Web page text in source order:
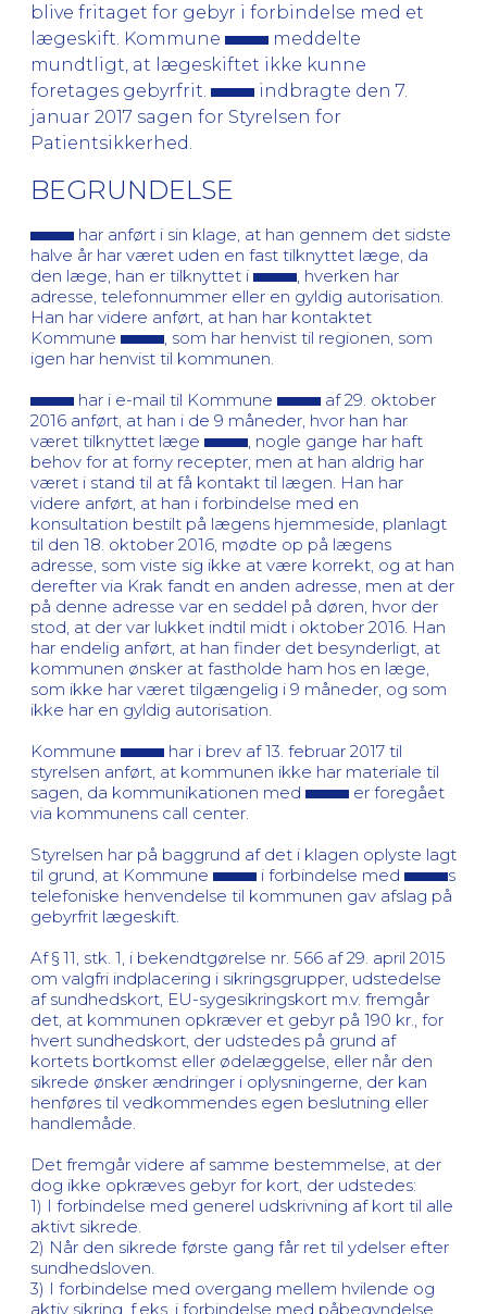
blive fritaget for gebyr i forbindelse med et
lægeskift. Kommune
meddelte
mundtligt, at lægeskiftet ikke kunne
foretages gebyrfrit.
indbragte den 7.
januar 2017 sagen for Styrelsen for
Patientsikkerhed.
BEGRUNDELSE
har anført i sin klage, at han gennem det sidste
halve år har været uden en fast tilknyttet læge, da
den læge, han er tilknyttet i
, hverken har
adresse, telefonnummer eller en gyldig autorisation.
Han har videre anført, at han har kontaktet
Kommune
, som har henvist til regionen, som
igen har henvist til kommunen.
har i e-mail til Kommune
af 29. oktober
2016 anført, at han i de 9 måneder, hvor han har
været tilknyttet læge
, nogle gange har haft
behov for at forny recepter, men at han aldrig har
været i stand til at få kontakt til lægen. Han har
videre anført, at han i forbindelse med en
konsultation bestilt på lægens hjemmeside, planlagt
til den 18. oktober 2016, mødte op på lægens
adresse, som viste sig ikke at være korrekt, og at han
derefter via Krak fandt en anden adresse, men at der
på denne adresse var en seddel på døren, hvor der
stod, at der var lukket indtil midt i oktober 2016. Han
har endelig anført, at han finder det besynderligt, at
kommunen ønsker at fastholde ham hos en læge,
som ikke har været tilgængelig i 9 måneder, og som
ikke har en gyldig autorisation.
Kommune
har i brev af 13. februar 2017 til
styrelsen anført, at kommunen ikke har materiale til
sagen, da kommunikationen med
er foregået
via kommunens call center.
Styrelsen har på baggrund af det i klagen oplyste lagt
til grund, at Kommune
i forbindelse med
s
telefoniske henvendelse til kommunen gav afslag på
gebyrfrit lægeskift.
Af § 11, stk. 1, i bekendtgørelse nr. 566 af 29. april 2015
om valgfri indplacering i sikringsgrupper, udstedelse
af sundhedskort, EU-sygesikringskort m.v. fremgår
det, at kommunen opkræver et gebyr på 190 kr., for
hvert sundhedskort, der udstedes på grund af
kortets bortkomst eller ødelæggelse, eller når den
sikrede ønsker ændringer i oplysningerne, der kan
henføres til vedkommendes egen beslutning eller
handlemåde.
Det fremgår videre af samme bestemmelse, at der
dog ikke opkræves gebyr for kort, der udstedes:
1) I forbindelse med generel udskrivning af kort til alle
aktivt sikrede.
2) Når den sikrede første gang får ret til ydelser efter
sundhedsloven.
3) I forbindelse med overgang mellem hvilende og
aktiv sikring, f.eks. i forbindelse med påbegyndelse